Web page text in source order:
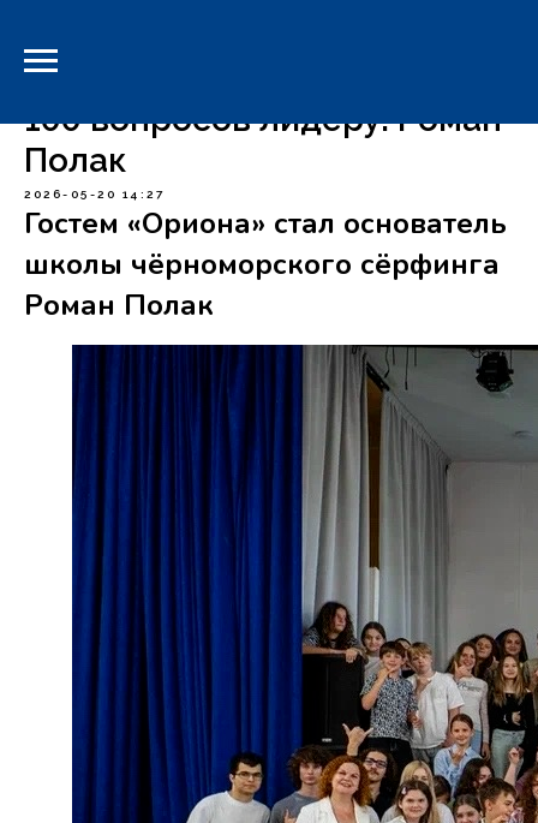
100 вопросов лидеру: Роман
Полак
2026-05-20 14:27
Гостем «Ориона» стал основатель
школы чёрноморского сёрфинга
Роман Полак